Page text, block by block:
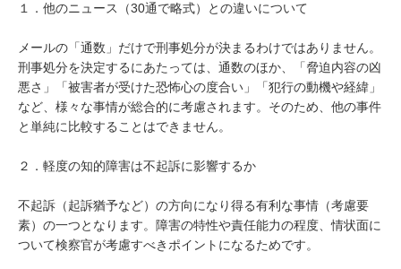
１．他のニュース（30通で略式）との違いについて
メールの「通数」だけで刑事処分が決まるわけではありません。
刑事処分を決定するにあたっては、通数のほか、「脅迫内容の凶
悪さ」「被害者が受けた恐怖心の度合い」「犯行の動機や経緯」
など、様々な事情が総合的に考慮されます。そのため、他の事件
と単純に比較することはできません。
２．軽度の知的障害は不起訴に影響するか
不起訴（起訴猶予など）の方向になり得る有利な事情（考慮要
素）の一つとなります。障害の特性や責任能力の程度、情状面に
ついて検察官が考慮すべきポイントになるためです。